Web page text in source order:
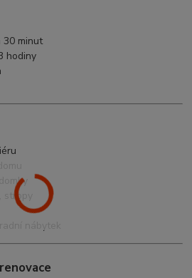
30 minut
hodiny
nábytek